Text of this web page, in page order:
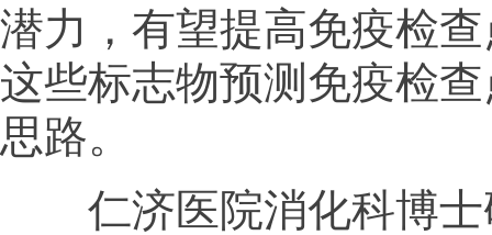
潜力，有望提高免疫检
这些标志物预测免疫检
思路。
仁济医院消化科博士